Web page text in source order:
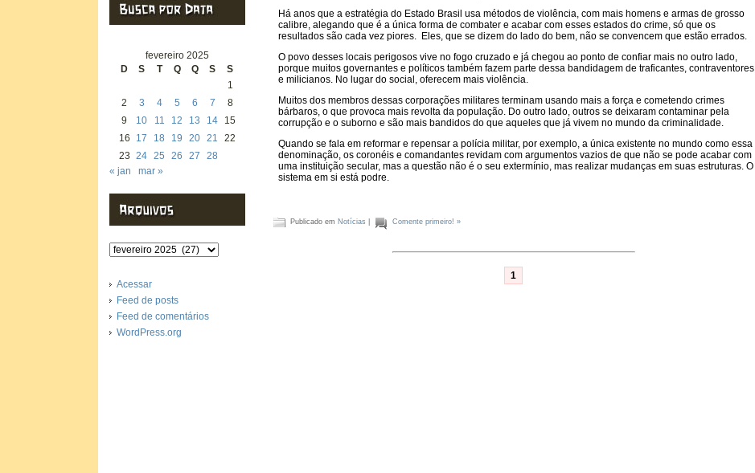
fevereiro 2025
D
S T Q Q S
S
1
2
3 4 5 6 7
8
9
10 11 12 13 14
15
16
17 18 19 20 21
22
23 24 25 26 27
28
« jan
mar »
Arquivos
Acessar
Feed de posts
Feed de comentários
WordPress.org
Há anos que a estratégia do Estado Brasil usa métodos de violência, com mais homens e armas de grosso
calibre, alegando que é a única forma de combater e acabar com esses estados do crime, só que os
resultados são cada vez piores. Eles, que se dizem do lado do bem, não se convencem que estão errados.
O povo desses locais perigosos vive no fogo cruzado e já chegou ao ponto de confiar mais no outro lado,
porque muitos governantes e políticos também fazem parte dessa bandidagem de traficantes, contraventores
e milicianos. No lugar do social, oferecem mais violência.
Muitos dos membros dessas corporações militares terminam usando mais a força e cometendo crimes
bárbaros, o que provoca mais revolta da população. Do outro lado, outros se deixaram contaminar pela
corrupção e o suborno e são mais bandidos do que aqueles que já vivem no mundo da criminalidade.
Quando se fala em reformar e repensar a polícia militar, por exemplo, a única existente no mundo como essa
denominação, os coronéis e comandantes revidam com argumentos vazios de que não se pode acabar com
uma instituição secular, mas a questão não é o seu extermínio, mas realizar mudanças em suas estruturas. O
sistema em si está podre.
Publicado em Notícias Comente primeiro! »
1